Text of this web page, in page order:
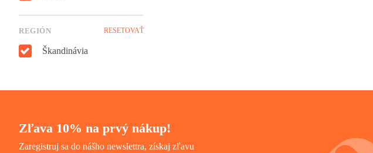
REGIÓN RESETOVAŤ
Škandinávia
Zľava 10% na prvý nákup!
Zaregistruj sa do nášho newslettra, získaj zľavu